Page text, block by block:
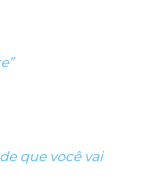
que você vai